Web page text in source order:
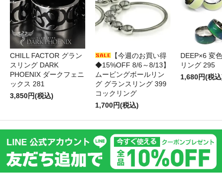
CHILL FACTOR グラン
スリング DARK
PHOENIX ダークフェニ
ックス 281
3,850円(税込)
【今週のお買い得
◆15%OFF 8/6～8/13】
ムービングボールリン
グ グランスリング 399
コックリング
1,700円(税込)
DEEP×6 変
リング 295
1,680円(税